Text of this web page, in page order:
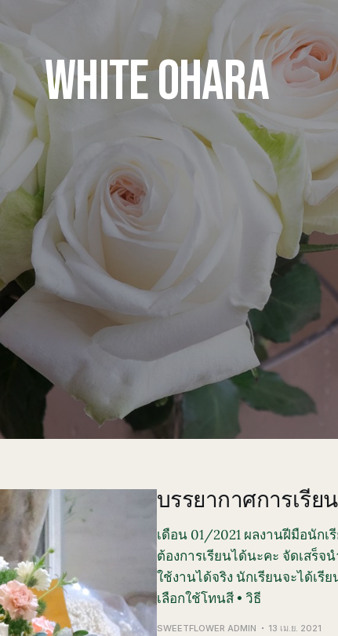
WHITE OHARA
บรรยากาศการเรีย
เดือน 01/2021 ผลงานฝีมือนัก
ต้องการเรียนได้นะคะ จัดเสร็
ใช้งานได้จริง นักเรียนจะได้เรี
เลือกใช้โทนสี • วิธี
SWEETFLOWER ADMIN 13 เม.ย. 2021